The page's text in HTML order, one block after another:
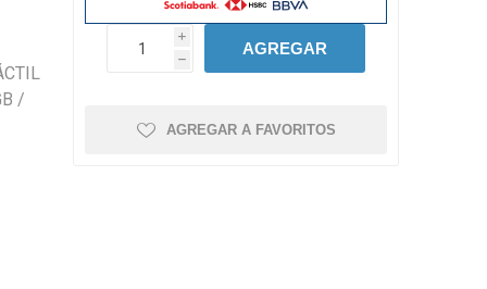
/
i
h
AGREGAR
AGREGAR A FAVORITOS